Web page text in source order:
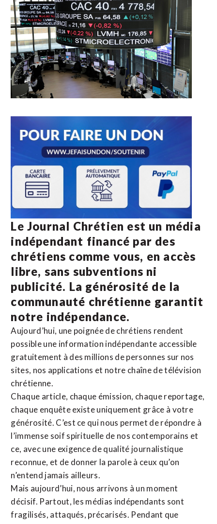
Le Journal Chrétien est un média
indépendant financé par des
chrétiens comme vous, en accès
libre, sans subventions ni
publicité. La générosité de la
communauté chrétienne garantit
notre indépendance.
Aujourd’hui, une poignée de chrétiens rendent
possible une information indépendante accessible
gratuitement à des millions de personnes sur nos
sites, nos applications et notre chaîne de télévision
chrétienne.
Chaque article, chaque émission, chaque reportage,
chaque enquête existe uniquement grâce à votre
générosité. C’est ce qui nous permet de répondre à
l’immense soif spirituelle de nos contemporains et
ce, avec une exigence de qualité journalistique
reconnue, et de donner la parole à ceux qu’on
n’entend jamais ailleurs.
Mais aujourd’hui, nous arrivons à un moment
décisif. Partout, les médias indépendants sont
fragilisés, attaqués, précarisés. Pendant que